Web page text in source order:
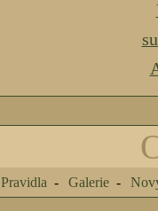
Pravidla Galerie